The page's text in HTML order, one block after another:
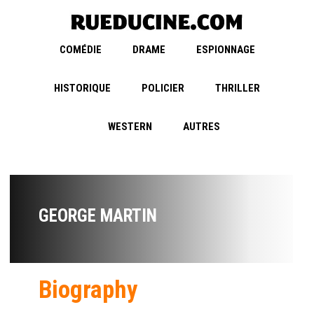
COMÉDIE DRAME ESPIONNAGE
HISTORIQUE POLICIER THRILLER
WESTERN AUTRES
GEORGE MARTIN
Biography